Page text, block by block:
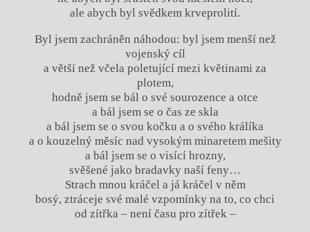
ale abych byl svědkem krveprolití.
Byl jsem zachráněn náhodou: byl jsem menší než
vojenský cíl
a větší než včela poletující mezi květinami za
plotem,
hodně jsem se bál o své sourozence a otce
a bál jsem se o čas ze skla
a bál jsem se o svou kočku a o svého králíka
a o kouzelný měsíc nad vysokým minaretem mešity
a bál jsem se o visící hrozny,
svěšené jako bradavky naší feny…
Strach mnou kráčel a já kráčel v něm
bosý, ztráceje své malé vzpomínky na to, co chci
od zítřka – není času pro zítřek –